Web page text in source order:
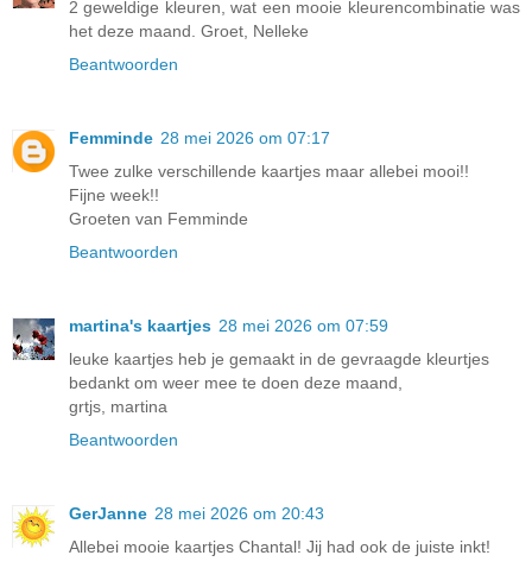
2 geweldige kleuren, wat een mooie kleurencombinatie was
het deze maand. Groet, Nelleke
Beantwoorden
Femminde 28 mei 2026 om 07:17
Twee zulke verschillende kaartjes maar allebei mooi!!
Fijne week!!
Groeten van Femminde
Beantwoorden
martina's kaartjes 28 mei 2026 om 07:59
leuke kaartjes heb je gemaakt in de gevraagde kleurtjes
bedankt om weer mee te doen deze maand,
grtjs, martina
Beantwoorden
GerJanne 28 mei 2026 om 20:43
Allebei mooie kaartjes Chantal! Jij had ook de juiste inkt!